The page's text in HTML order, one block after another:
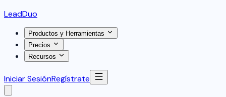
LeadDuo
Productos y Herramientas
Precios
Recursos
Iniciar SesiónRegístrate